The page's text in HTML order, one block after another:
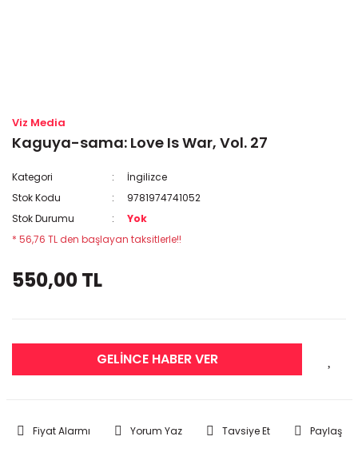
Viz Media
Kaguya-sama: Love Is War, Vol. 27
Kategori
İngilizce
Stok Kodu
9781974741052
Stok Durumu
Yok
* 56,76 TL den başlayan taksitlerle!!
550,00 TL
GELİNCE HABER VER
Fiyat Alarmı Yorum Yaz Tavsiye Et Paylaş